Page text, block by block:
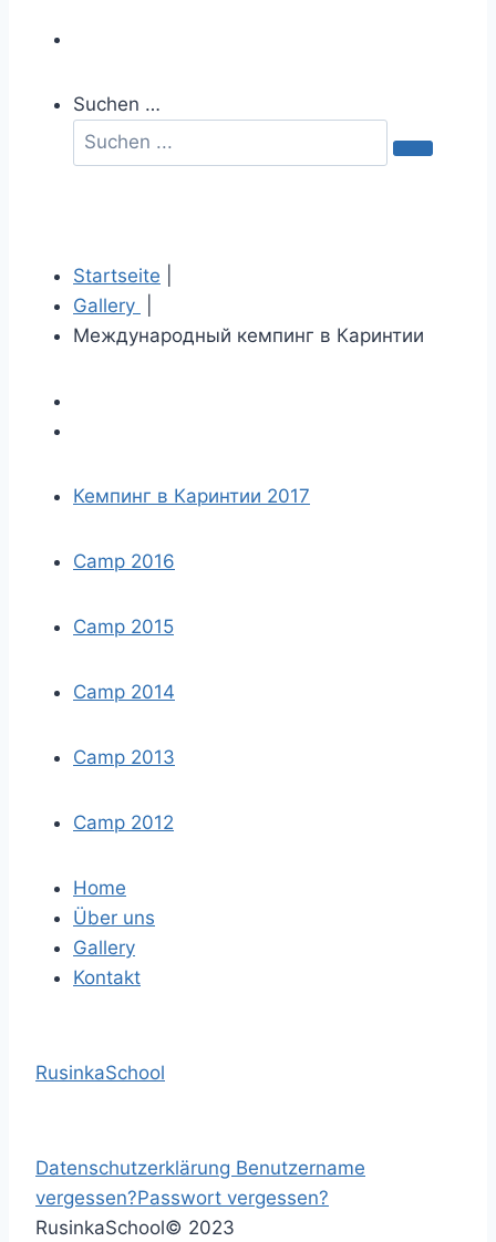
Suchen …
Startseite
Gallery
Международный кемпинг в Каринтии
Кемпинг в Каринтии 2017
Camp 2016
Camp 2015
Camp 2014
Camp 2013
Camp 2012
Home
Über uns
Gallery
Kontakt
RusinkaSchool
Datenschutzerklärung Benutzername
vergessen?Passwort vergessen?
RusinkaSchool© 2023